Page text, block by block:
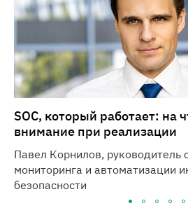
SOC, который работает: на
внимание при реализации
Павел Корнилов, руководитель
мониторинга и автоматизации
безопасности